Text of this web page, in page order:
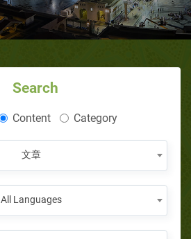
Search
Content Category
文章
All Languages